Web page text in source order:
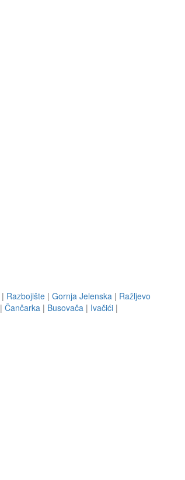
| Razbojište | Gornja Jelenska | Ražljevo
| Čančarka | Busovača | Ivačići |